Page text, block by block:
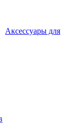
Аксессуары для